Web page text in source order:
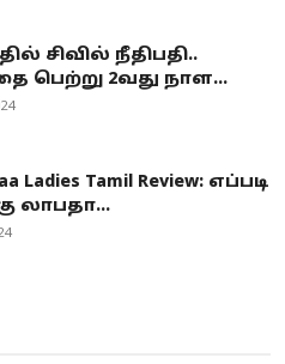
சிவில் நீதிபதி..
பெற்று 2வது நாள...
Ladies Tamil Review: எப்படி
லாபதா...